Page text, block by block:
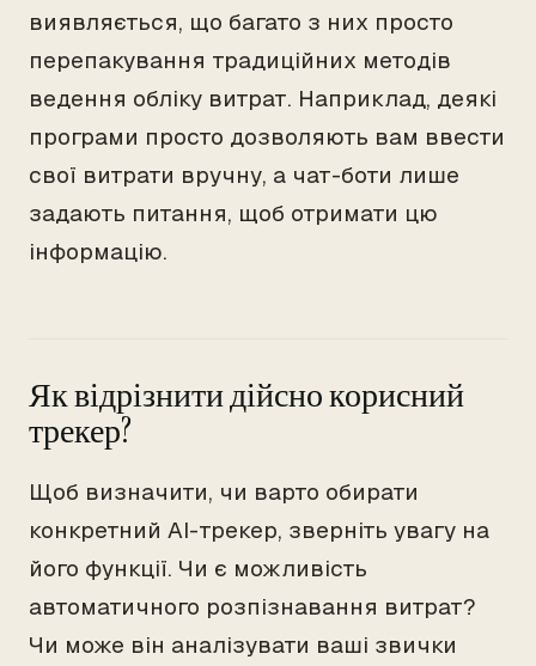
виявляється, що багато з них просто
перепакування традиційних методів
ведення обліку витрат. Наприклад, деякі
програми просто дозволяють вам ввести
свої витрати вручну, а чат-боти лише
задають питання, щоб отримати цю
інформацію.
Як відрізнити дійсно корисний
трекер?
Щоб визначити, чи варто обирати
конкретний AI-трекер, зверніть увагу на
його функції. Чи є можливість
автоматичного розпізнавання витрат?
Чи може він аналізувати ваші звички